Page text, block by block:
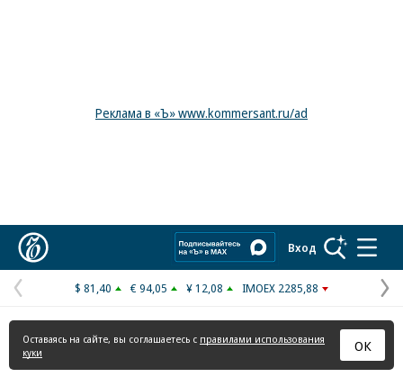
Реклама в «Ъ» www.kommersant.ru/ad
Вход
Предыдущая
страница
$ 81,40 € 94,05 ¥ 12,08 IMOEX 2285,88
Оставаясь на сайте, вы соглашаетесь с правилами использования
куки
ОК